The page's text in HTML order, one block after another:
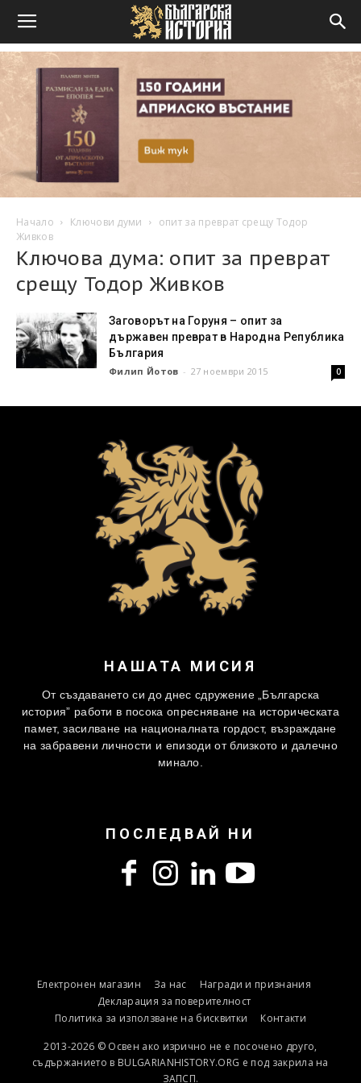
Начало Ключови думи
опит за преврат срещу Тодор
Живков
Ключова дума: опит за преврат
срещу Тодор Живков
Заговорът на Горуня – опит за
държавен преврат в Народна Република
България
Филип Йотов - 27 ноември 2015 0
НАШАТА МИСИЯ
От създаването си до днес сдружение „Българска
история” работи в посока опресняване на историческата
памет, засилване на националната гордост, възраждане
на забравени личности и епизоди от близкото и далечно
минало.
ПОСЛЕДВАЙ НИ
Електронен магазин За нас
Награди и признания
Декларация за поверителност
Политика за използване на бисквитки
Контакти
2013-2026 © Освен ако изрично не е посочено друго,
съдържанието в BULGARIANHISTORY.ORG е под закрила на
ЗАПСП.